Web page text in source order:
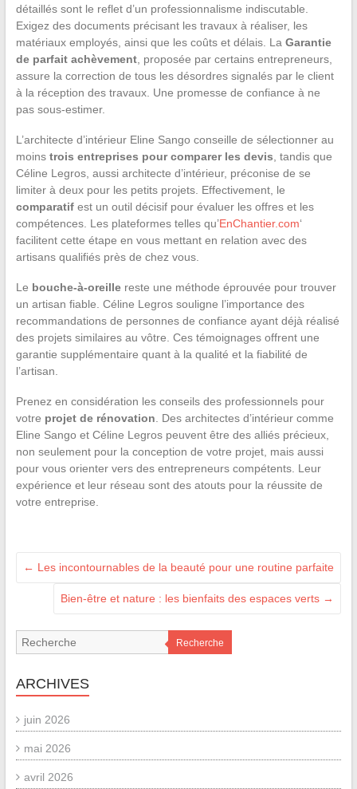
détaillés sont le reflet d’un professionnalisme indiscutable.
Exigez des documents précisant les travaux à réaliser, les
matériaux employés, ainsi que les coûts et délais. La Garantie
de parfait achèvement, proposée par certains entrepreneurs,
assure la correction de tous les désordres signalés par le client
à la réception des travaux. Une promesse de confiance à ne
pas sous-estimer.
L’architecte d’intérieur Eline Sango conseille de sélectionner au
moins trois entreprises pour comparer les devis, tandis que
Céline Legros, aussi architecte d’intérieur, préconise de se
limiter à deux pour les petits projets. Effectivement, le
comparatifest un outil décisif pour évaluer les offres et les
compétences. Les plateformes telles qu’EnChantier.com‘
facilitent cette étape en vous mettant en relation avec des
artisans qualifiés près de chez vous.
Le bouche-à-oreillereste une méthode éprouvée pour trouver
un artisan fiable. Céline Legros souligne l’importance des
recommandations de personnes de confiance ayant déjà réalisé
des projets similaires au vôtre. Ces témoignages offrent une
garantie supplémentaire quant à la qualité et la fiabilité de
l’artisan.
Prenez en considération les conseils des professionnels pour
votre projet de rénovation. Des architectes d’intérieur comme
Eline Sango et Céline Legros peuvent être des alliés précieux,
non seulement pour la conception de votre projet, mais aussi
pour vous orienter vers des entrepreneurs compétents. Leur
expérience et leur réseau sont des atouts pour la réussite de
votre entreprise.
← Les incontournables de la beauté pour une routine parfaite
Bien-être et nature : les bienfaits des espaces verts →
Recherche
ARCHIVES
juin 2026
mai 2026
avril 2026